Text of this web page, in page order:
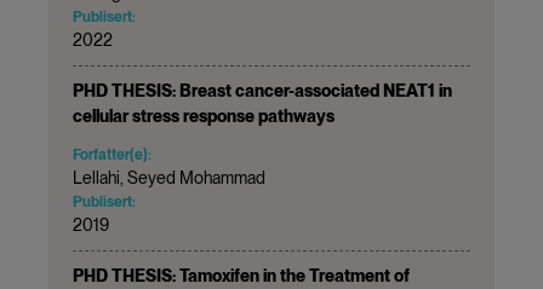
Publisert:
2022
PHD THESIS: Breast cancer-associated NEAT1 in
cellular stress response pathways
Forfatter(e):
Lellahi, Seyed Mohammad
Publisert:
2019
PHD THESIS: Tamoxifen in the Treatment of